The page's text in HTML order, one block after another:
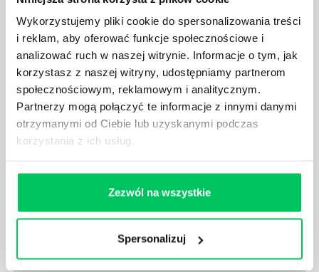
Wykorzystujemy pliki cookie do spersonalizowania treści
i reklam, aby oferować funkcje społecznościowe i
analizować ruch w naszej witrynie. Informacje o tym, jak
korzystasz z naszej witryny, udostępniamy partnerom
społecznościowym, reklamowym i analitycznym.
Partnerzy mogą połączyć te informacje z innymi danymi
otrzymanymi od Ciebie lub uzyskanymi podczas
korzystania z ich usług.
Zezwól na wszystkie
Spersonalizuj
GDZIE MOŻEMY ZAPOZNAĆ SIĘ Z
WYMAGANIAMI NORM JAKOŚCI WYROBÓW
MEDYCZNYCH?
W związku z ogromnym rozwojem dzisiejszego
społeczeństwa wprowadzane jest coraz więcej reguł,
które mają za zadanie poprawić poszczególne
wprowadzenie dąży do ujednolicenia jakości
produktów, które trafiają do klientów.